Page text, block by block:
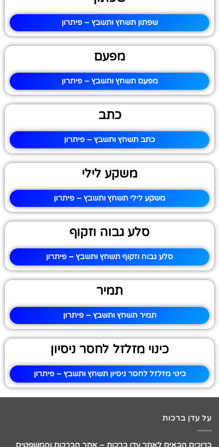
שפתון תשחץ ותשבץ – פיתרון
מפעם
מפעם תשחץ ותשבץ – פיתרון
כתב
כתב תשחץ ותשבץ – פיתרון
משקע לילי
משקע לילי תשחץ ותשבץ – פיתרון
סלע גבוה וזקוף
סלע גבוה וזקוף תשחץ ותשבץ – פיתרון
תמיר
תמיר תשחץ ותשבץ – פיתרון
כינוי מזלזל לחסר ניסיון
כינוי מזלזל לחסר ניסיון תשחץ ותשבץ – פיתרון
על עדן ברכות
ברוכים הבאים לאתר עדן ברכות – אתר הברכות והמשפטים